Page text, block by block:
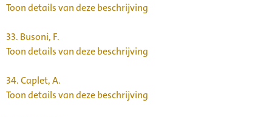
Toon details van deze beschrijving
33. Busoni, F.
Toon details van deze beschrijving
34.Caplet, A.
Toon details van deze beschrijving